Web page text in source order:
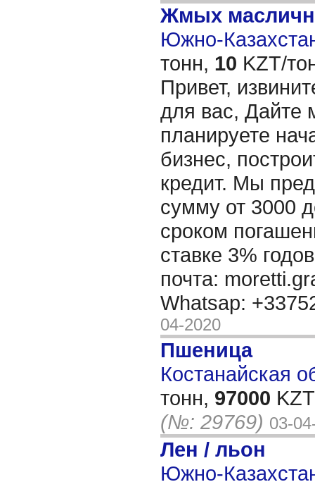
Жмых
Южно-
тонн, 10 KZT/
Привет,
для вас, Дайте
планируете
бизнес,
кредит. Мы
сумму от 3000
сроком
ставке 3%
почта:
Whatsap:
04-2020
Пшеница
Костанайская
тонн, 97000
(№: 29769) 03-
Лен / льон
Южно-